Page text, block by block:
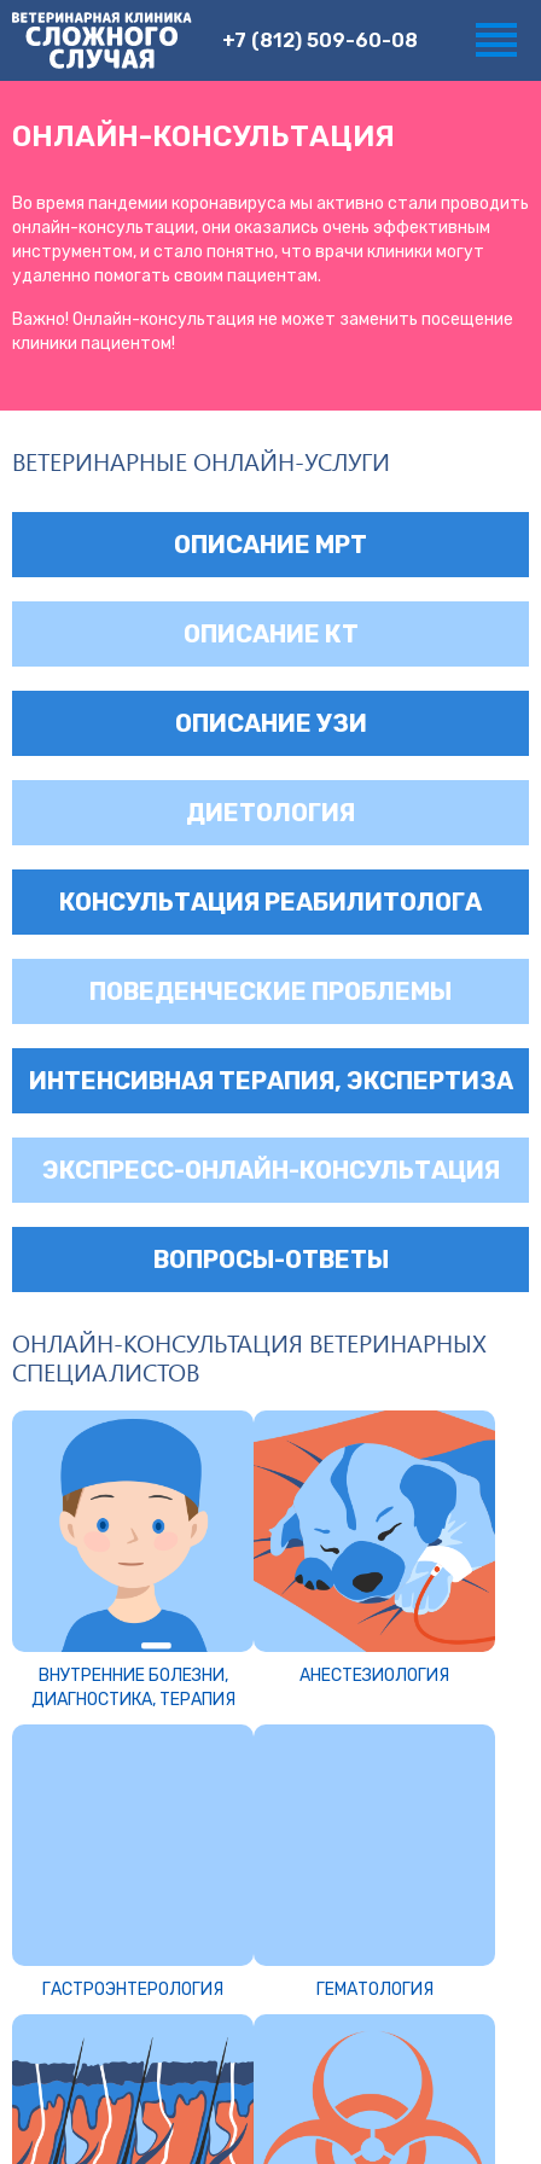
+7 (812) 509-60-08
ОНЛАЙН-КОНСУЛЬТАЦИЯ
Во время пандемии коронавируса мы активно стали проводить
онлайн-консультации, они оказались очень эффективным
инструментом, и стало понятно, что врачи клиники могут
удаленно помогать своим пациентам.
Важно! Онлайн-консультация не может заменить посещение
клиники пациентом!
ВЕТЕРИНАРНЫЕ ОНЛАЙН-УСЛУГИ
ОПИСАНИЕ МРТ
ОПИСАНИЕ КТ
ОПИСАНИЕ УЗИ
ДИЕТОЛОГИЯ
КОНСУЛЬТАЦИЯ РЕАБИЛИТОЛОГА
ПОВЕДЕНЧЕСКИЕ ПРОБЛЕМЫ
ИНТЕНСИВНАЯ ТЕРАПИЯ, ЭКСПЕРТИЗА
ЭКСПРЕСС-ОНЛАЙН-КОНСУЛЬТАЦИЯ
ВОПРОСЫ-ОТВЕТЫ
ОНЛАЙН-КОНСУЛЬТАЦИЯ ВЕТЕРИНАРНЫХ
СПЕЦИАЛИСТОВ
ВНУТРЕННИЕ БОЛЕЗНИ,
ДИАГНОСТИКА, ТЕРАПИЯ
АНЕСТЕЗИОЛОГИЯ
ГАСТРОЭНТЕРОЛОГИЯ ГЕМАТОЛОГИЯ